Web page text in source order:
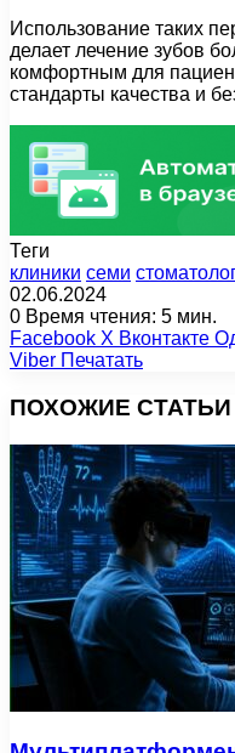
Использование таких
делает лечение зубов
комфортным для
стандарты качества и
Теги
клиники семи
02.06.2024
0 Время чтения: 5 мин.
Facebook X Вконтакте
Viber Печатать
ПОХОЖИЕ СТАТЬИ